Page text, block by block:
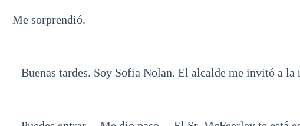
Me sorprendió.
– Buenas tardes. Soy Sofia Nolan. El alcalde me invitó a la